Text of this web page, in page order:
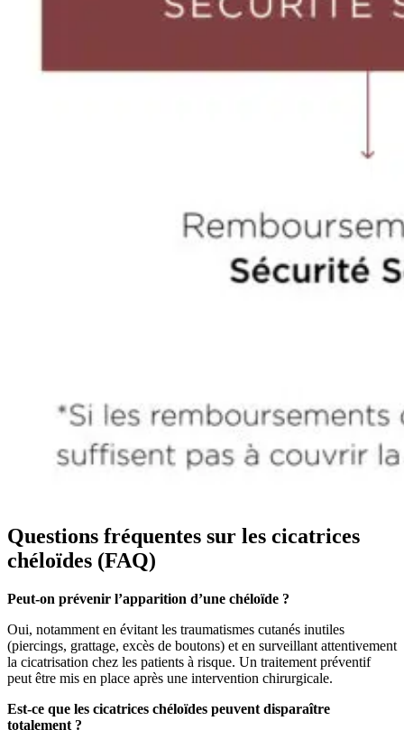
Questions fréquentes sur les cicatrices
chéloïdes (FAQ)
Peut-on prévenir l’apparition d’une chéloïde ?
Oui, notamment en évitant les traumatismes cutanés inutiles
(piercings, grattage, excès de boutons) et en surveillant attentivement
la cicatrisation chez les patients à risque. Un traitement préventif
peut être mis en place après une intervention chirurgicale.
Est-ce que les cicatrices chéloïdes peuvent disparaître
totalement ?